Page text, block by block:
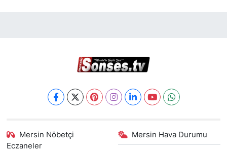
Mersin Nöbetçi
Eczaneler
Mersin Hava Durumu